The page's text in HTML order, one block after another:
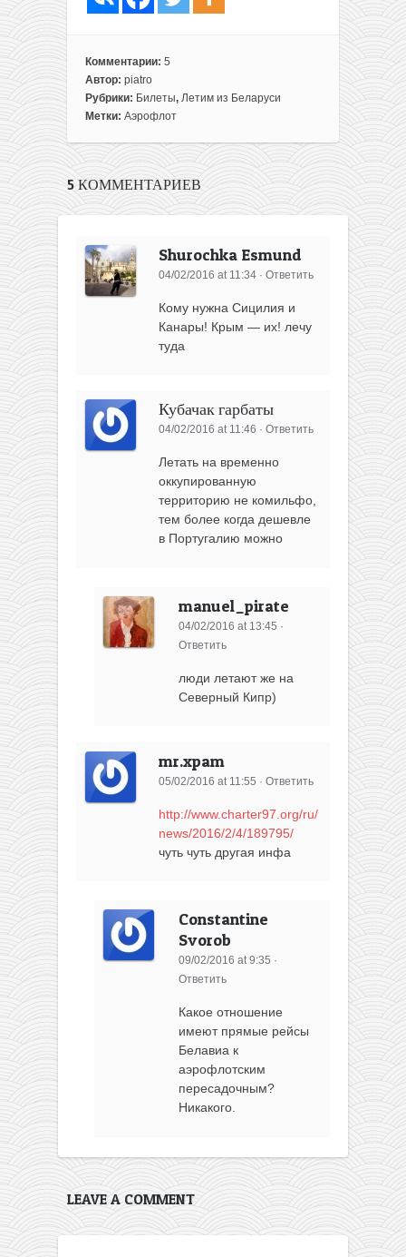
Комментарии: 5
Автор: piatro
Рубрики: Билеты, Летим из Беларуси
Метки: Аэрофлот
5 КОММЕНТАРИЕВ
Shurochka Esmund
04/02/2016 at 11:34 ·Ответить
Кому нужна Сицилия и
Канары! Крым — их! лечу
туда
Кубачак гарбаты
04/02/2016 at 11:46 ·Ответить
Летать на временно
оккупированную
территорию не комильфо,
тем более когда дешевле
в Португалию можно
manuel_pirate
04/02/2016 at 13:45 ·
Ответить
люди летают же на
Северный Кипр)
mr.xpam
05/02/2016 at 11:55 ·Ответить
http://www.charter97.org/ru/
news/2016/2/4/189795/
чуть чуть другая инфа
Constantine
Svorob
09/02/2016 at 9:35 ·
Ответить
Какое отношение
имеют прямые рейсы
Белавиа к
аэрофлотским
пересадочным?
Никакого.
LEAVE A COMMENT